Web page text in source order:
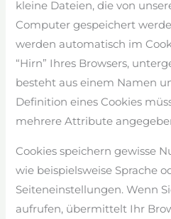
kleine Dateien, die von
Computer gespeichert
werden automatisch im
“Hirn” Ihres Browsers,
besteht aus einem Namen
Definition eines Cookies
mehrere Attribute
Cookies speichern gewisse
wie beispielsweise Sprache
Seiteneinstellungen. Wenn
aufrufen, übermittelt Ihr